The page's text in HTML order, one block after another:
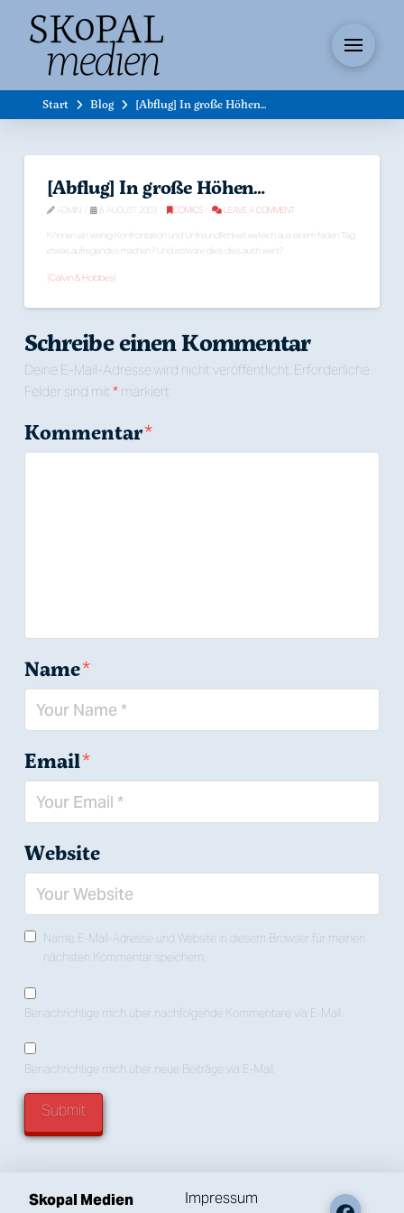
Start Blog [Abflug] In große Höhen...
[Abflug] In große Höhen…
ADMIN 8. AUGUST 2003 COMICS LEAVE A COMMENT
Können ein wenig Konfrontation und Unfreundlichkeit wirklich aus einem faden Tag
etwas aufregendes machen? Und ist/wäre dies dies auch wert?
Calvin & Hobbes]
Schreibe einen Kommentar
Deine E-Mail-Adresse wird nicht veröffentlicht. Erforderliche
Felder sind mit *markiert
Kommentar*
Name*
Email*
Website
Name, E-Mail-Adresse und Website in diesem Browser für meinen
nächsten Kommentar speichern.
Benachrichtige mich über nachfolgende Kommentare via E-Mail.
Benachrichtige mich über neue Beiträge via E-Mail.
Skopal Medien
Impressum